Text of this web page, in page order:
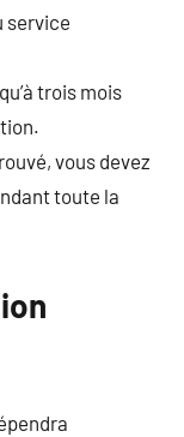
service
trois mois
vous devez
toute la